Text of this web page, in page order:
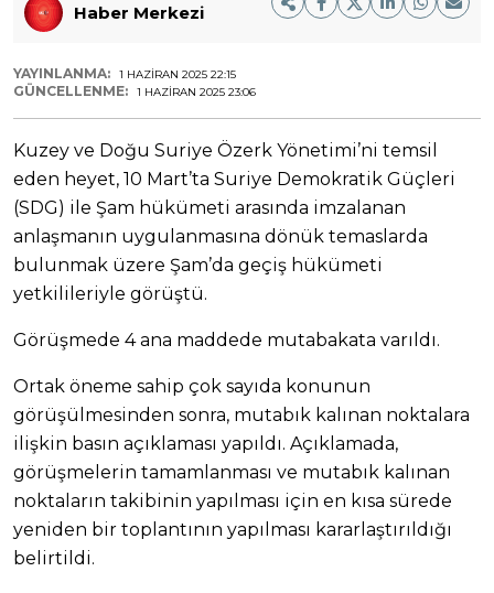
Haber Merkezi
YAYINLANMA: 1 HAZIRAN 2025 22:15
GÜNCELLENME: 1 HAZIRAN 2025 23:06
Kuzey ve Doğu Suriye Özerk Yönetimi’ni temsil
eden heyet, 10 Mart’ta Suriye Demokratik Güçleri
(SDG) ile Şam hükümeti arasında imzalanan
anlaşmanın uygulanmasına dönük temaslarda
bulunmak üzere Şam’da geçiş hükümeti
yetkilileriyle görüştü.
Görüşmede 4 ana maddede mutabakata varıldı.
Ortak öneme sahip çok sayıda konunun
görüşülmesinden sonra, mutabık kalınan noktalara
ilişkin basın açıklaması yapıldı. Açıklamada,
görüşmelerin tamamlanması ve mutabık kalınan
noktaların takibinin yapılması için en kısa sürede
yeniden bir toplantının yapılması kararlaştırıldığı
belirtildi.